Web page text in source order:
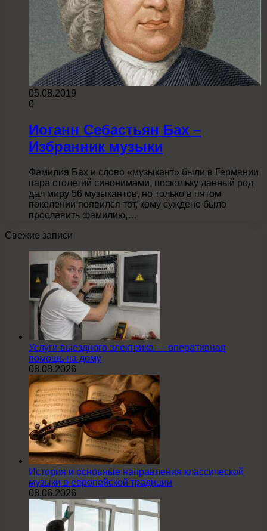
05.08.2019
0
Иоганн Себастьян Бах –
Избранник музыки
Фамилия Бах и слово «музыкант» были в Германии
пара столетий синонимами, поскольку данный род
дал миру 56 музыкантов, но только в пятом
поколении появился тот, кому суждено было
прославить фамилию,…
Свежие записи
Услуги выездного электрика — оперативная
помощь на дому
08.08.2026
История и основные направления классической
музыки в европейской традиции
08.06.2026